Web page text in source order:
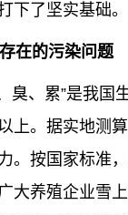
下了坚实基础。
在的污染问题
臭、累”是我国
上。据实地测
。按国家标准
大养殖企业雪